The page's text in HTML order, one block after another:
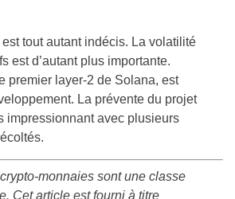
tout autant indécis. La volatilité
est d’autant plus importante.
premier layer-2 de Solana, est
La prévente du projet
impressionnant avec plusieurs
monnaies sont une classe
Cet article est fourni à titre